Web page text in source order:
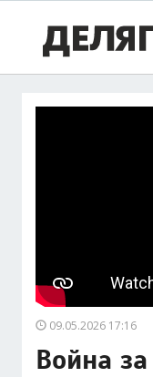
09.05.2026 17:16
Война